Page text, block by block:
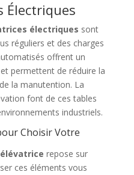
Électriques
électriques sont
réguliers et des charges
offrent un
permettent de réduire la
la manutention. La
font de ces tables
industriels.
Choisir Votre
repose sur
ces éléments vous